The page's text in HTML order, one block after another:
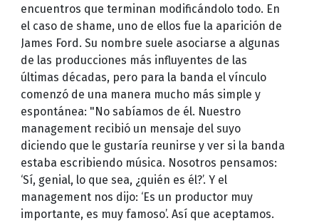
encuentros que terminan modificándolo todo. En
el caso de shame, uno de ellos fue la aparición de
James Ford. Su nombre suele asociarse a algunas
de las producciones más influyentes de las
últimas décadas, pero para la banda el vínculo
comenzó de una manera mucho más simple y
espontánea: "No sabíamos de él. Nuestro
management recibió un mensaje del suyo
diciendo que le gustaría reunirse y ver si la banda
estaba escribiendo música. Nosotros pensamos:
‘Sí, genial, lo que sea, ¿quién es él?’. Y el
management nos dijo: ‘Es un productor muy
importante, es muy famoso’. Así que aceptamos.